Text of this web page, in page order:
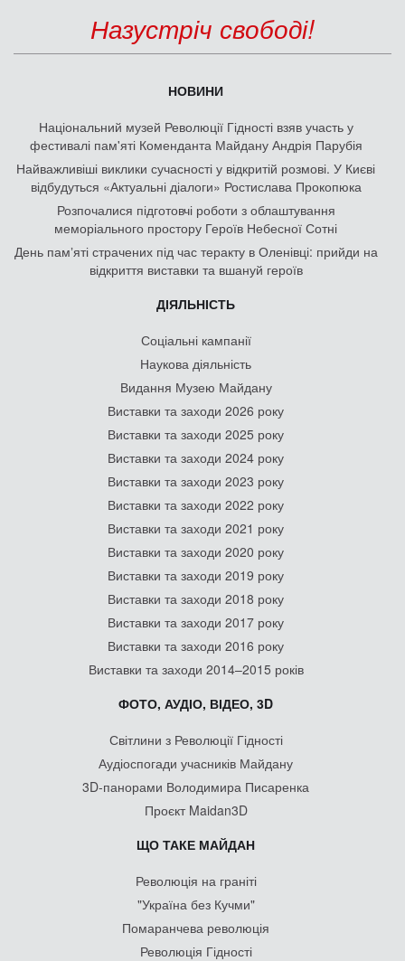
Назустріч свободі!
НОВИНИ
Національний музей Революції Гідності взяв участь у
фестивалі пам'яті Коменданта Майдану Андрія Парубія
Найважливіші виклики сучасності у відкритій розмові. У Києві
відбудуться «Актуальні діалоги» Ростислава Прокопюка
Розпочалися підготовчі роботи з облаштування
меморіального простору Героїв Небесної Сотні
День памʼяті страчених під час теракту в Оленівці: прийди на
відкриття виставки та вшануй героїв
ДІЯЛЬНІСТЬ
Соціальні кампанії
Наукова діяльність
Видання Музею Майдану
Виставки та заходи 2026 року
Виставки та заходи 2025 року
Виставки та заходи 2024 року
Виставки та заходи 2023 року
Виставки та заходи 2022 року
Виставки та заходи 2021 року
Виставки та заходи 2020 року
Виставки та заходи 2019 року
Виставки та заходи 2018 року
Виставки та заходи 2017 року
Виставки та заходи 2016 року
Виставки та заходи 2014–2015 років
ФОТО, АУДІО, ВІДЕО, 3D
Світлини з Революції Гідності
Аудіоспогади учасників Майдану
3D-панорами Володимира Писаренка
Проєкт Maidan3D
ЩО ТАКЕ МАЙДАН
Революція на граніті
"Україна без Кучми"
Помаранчева революція
Революція Гідності